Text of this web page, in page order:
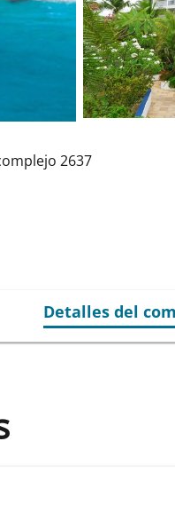
2637
Detalles del